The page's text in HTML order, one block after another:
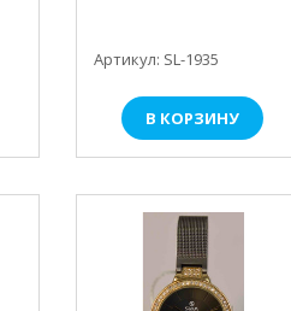
Артикул: SL-1935
В КОРЗИНУ